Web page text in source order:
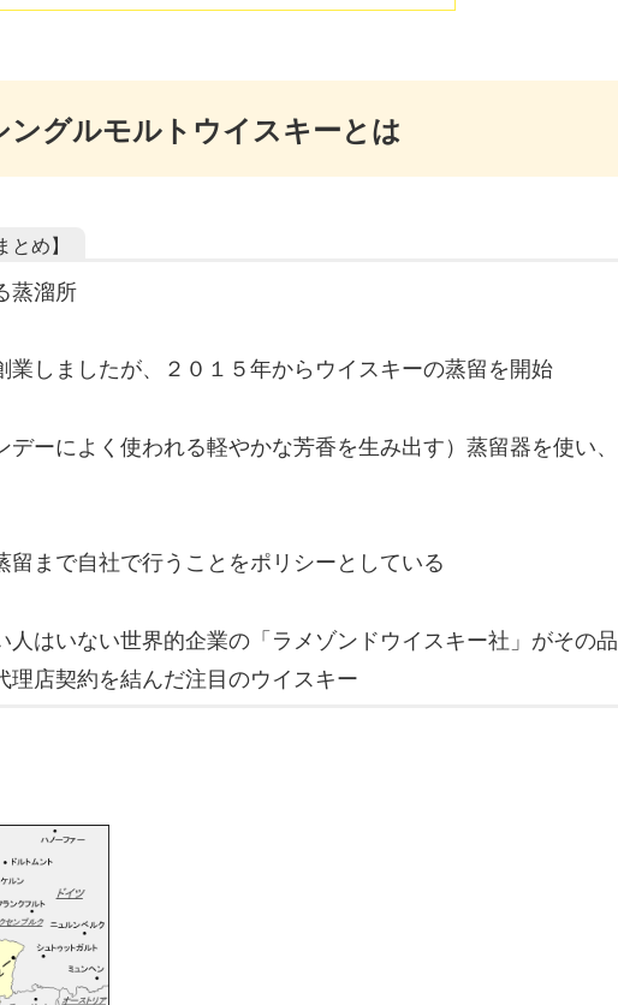
グルモルトウイスキーとは
め】
蒸溜所
業しましたが、２０１５年からウイスキーの蒸留を開始
デーによく使われる軽やかな芳香を生み出す）蒸留器を使い、
留まで自社で行うことをポリシーとしている
人はいない世界的企業の「ラメゾンドウイスキー社」がその品
理店契約を結んだ注目のウイスキー